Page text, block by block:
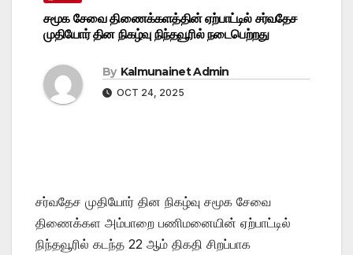
சமூக சேவை திணைக்களத்தின் ஏற்பாட்டில் சர்வதேச
முதியோர் தின நிகழ்வு நிந்தவூரில் நடைபெற்றது
By Kalmunainet Admin
OCT 24, 2025
சர்வதேச முதியோர் தின நிகழ்வு சமூக சேவை
திணைக்கள அம்பாறை பணிமனையின் ஏற்பாட்டில்
நிந்தவூரில் கடந்த 22 ஆம் திகதி சிறப்பாக